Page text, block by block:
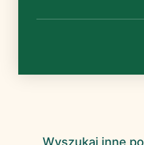
Wyszukaj inne po